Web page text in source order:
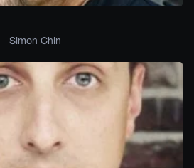
Simon Chin